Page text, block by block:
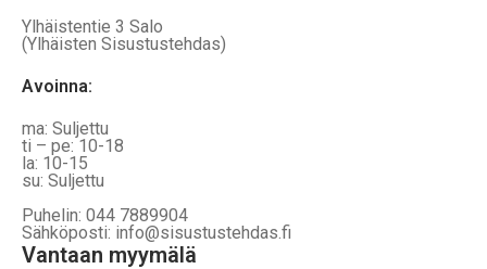
Ylhäistentie 3 Salo
(Ylhäisten Sisustustehdas)
Avoinna:
ma: Suljettu
ti – pe: 10-18
la: 10-15
su: Suljettu
Puhelin: 044 7889904
Sähköposti: info@sisustustehdas.fi
Vantaan myymälä